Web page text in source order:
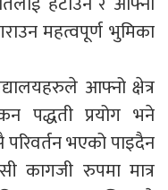
महत्वपूर्ण भुमिका
आफ्नो क्षेत्र
पद्धती प्रयोग भने
भएको पाइदैन
कागजी रुपमा मात्र